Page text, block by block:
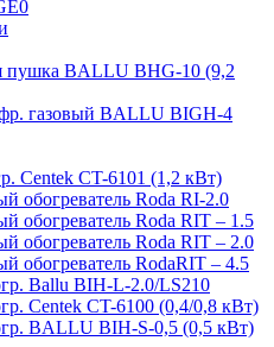
пушка BALLU BHG-10 (9,2
газовый BALLU BIGH-4
Centek CT-6101 (1,2 кВт)
обогреватель Roda RI-2.0
обогреватель Roda RIT – 1.5
обогреватель Roda RIT – 2.0
обогреватель RodaRIT – 4.5
Ballu BIH-L-2.0/LS210
Centek CT-6100 (0,4/0,8 кВт)
BALLU BIH-S-0,5 (0,5 кВт)